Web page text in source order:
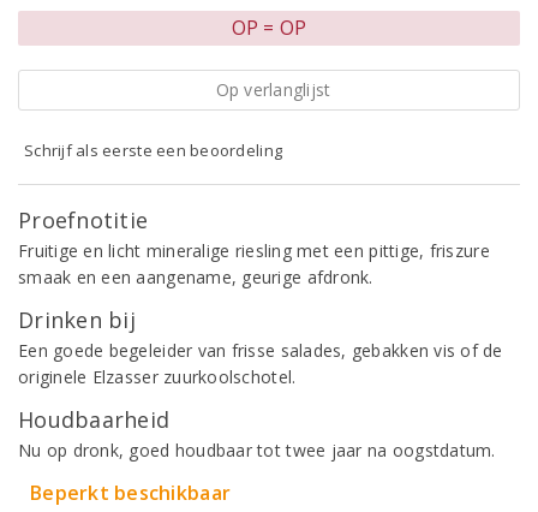
OP = OP
Op verlanglijst
Schrijf als eerste een beoordeling
Proefnotitie
Fruitige en licht mineralige riesling met een pittige, friszure
smaak en een aangename, geurige afdronk.
Drinken bij
Een goede begeleider van frisse salades, gebakken vis of de
originele Elzasser zuurkoolschotel.
Houdbaarheid
Nu op dronk, goed houdbaar tot twee jaar na oogstdatum.
Beperkt beschikbaar